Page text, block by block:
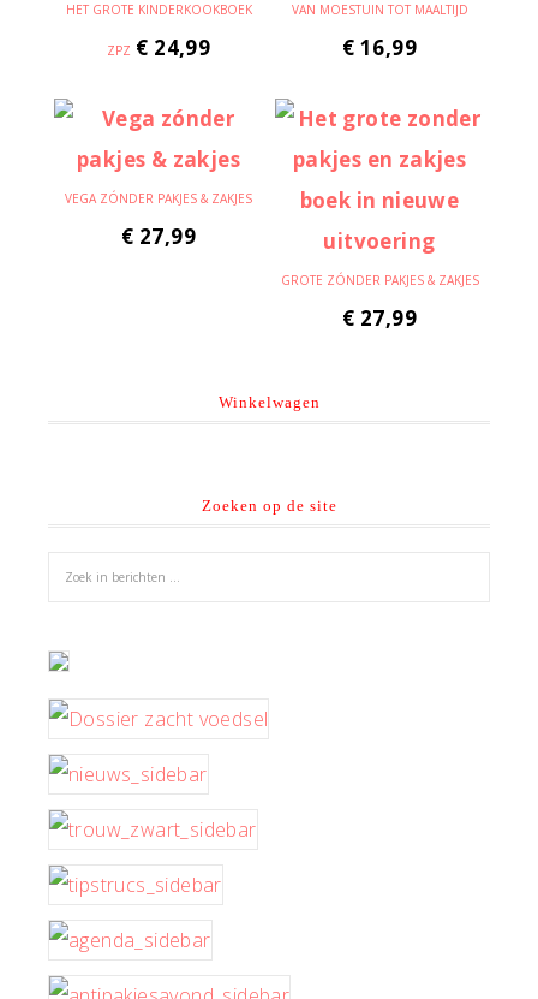
HET GROTE KINDERKOOKBOEK
ZPZ € 24,99
VAN MOESTUIN TOT MAALTIJD
€ 16,99
VEGA ZÓNDER PAKJES & ZAKJES
€ 27,99
GROTE ZÓNDER PAKJES & ZAKJES
€ 27,99
Winkelwagen
Zoeken op de site